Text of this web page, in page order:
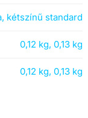
kétszínű standard
0,12 kg, 0,13 kg
0,12 kg, 0,13 kg